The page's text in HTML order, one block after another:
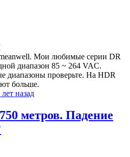
Мои любимые серии DR
диапазон 85 ~ 264 VAC.
диапазоны проверьте. На HDR
больше.
назад
метров. Падение